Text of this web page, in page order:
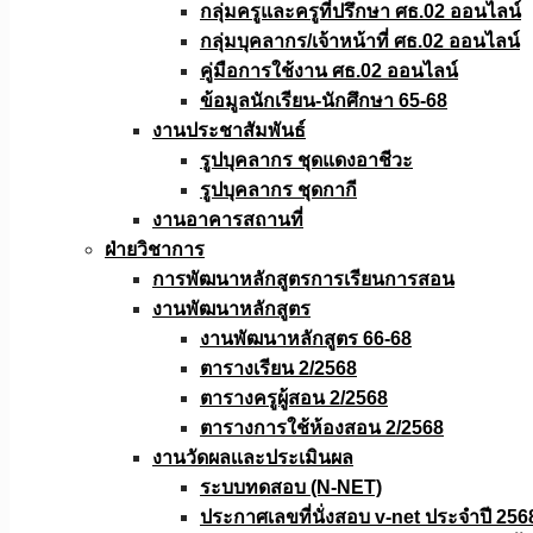
กลุ่มครูและครูที่ปรึกษา ศธ.02 ออนไลน์
กลุ่มบุคลากร/เจ้าหน้าที่ ศธ.02 ออนไลน์
คู่มือการใช้งาน ศธ.02 ออนไลน์
ข้อมูลนักเรียน-นักศึกษา 65-68
งานประชาสัมพันธ์
รูปบุคลากร ชุดแดงอาชีวะ
รูปบุคลากร ชุดกากี
งานอาคารสถานที่
ฝ่ายวิชาการ
การพัฒนาหลักสูตรการเรียนการสอน
งานพัฒนาหลักสูตร
งานพัฒนาหลักสูตร 66-68
ตารางเรียน 2/2568
ตารางครูผู้สอน 2/2568
ตารางการใช้ห้องสอน 2/2568
งานวัดผลเเละประเมินผล
ระบบทดสอบ (N-NET)
ประกาศเลขที่นั่งสอบ v-net ประจำปี